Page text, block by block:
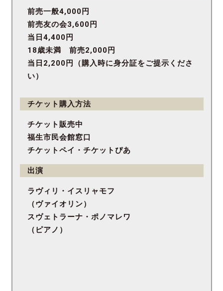
前売一般4,000円
前売友の会3,600円
当日4,400円
18歳未満 前売2,000円
当日2,200円（購入時に身分証をご提示くださ
い）
チケット購入方法
チケット販売中
福生市民会館窓口
チケットペイ・チケットぴあ
出演
ラヴィリ・イスリャモフ
（ヴァイオリン）
スヴェトラーナ・ポノマレワ
（ピアノ）